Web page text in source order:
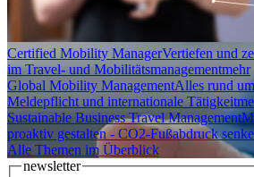
Certified Mobility ManagerVertiefen und
im Travel- und Mobilitätsmanagementmehr
Global Mobility ManagementAlles rund
Meldepflicht und internationale Tätigkeit
Sustainable Business Travel Management
proaktiv gestalten - CO2-Fußabdruck
Alle Themen im Überblick
newsletter